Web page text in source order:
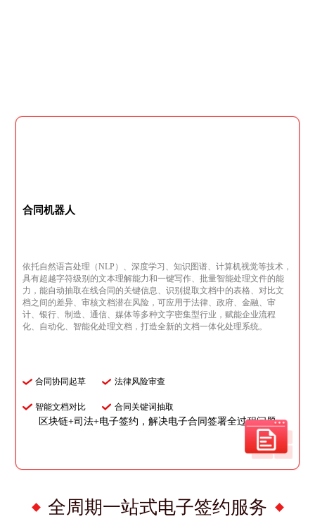
合同机器人
依托自然语言处理（NLP）、深度学习、知识图谱、计算机视觉等技术，
具有超越字符级别的文本理解能力和一键写作、批量智能处理文件的能
力，能自动抽取在线合同的关键信息、识别提取文档中的表格、对比文
档之间的差异、审核文档潜在风险，可应用于法律、政府、金融、审
计、银行、制造、通信、媒体等多种文字密集型行业，赋能企业流程
化、自动化、智能化处理文档，打造全新的文档一体化处理系统。
合同协同起草 法律风险审查
智能文档对比 合同关键词抽取
全周期一站式电子签约服务
区块链+司法+电子签约，解决电子合同签署全过程问题